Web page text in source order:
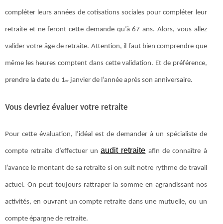
compléter leurs années de cotisations sociales pour compléter leur
retraite et ne feront cette demande qu’à 67 ans. Alors, vous allez
valider votre âge de retraite. Attention, il faut bien comprendre que
même les heures comptent dans cette validation. Et de préférence,
prendre la date du 1er janvier de l’année après son anniversaire.
Vous devriez évaluer votre retraite
Pour cette évaluation, l’idéal est de demander à un spécialiste de
compte retraite d’effectuer unaudit retraite afin de connaître à
l’avance le montant de sa retraite si on suit notre rythme de travail
actuel. On peut toujours rattraper la somme en agrandissant nos
activités, en ouvrant un compte retraite dans une mutuelle, ou un
compte épargne de retraite.